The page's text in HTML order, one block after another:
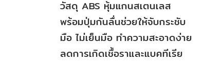
วัสดุ ABS หุ้มแกนสเตนเลส
พร้อมปุ่มกันลื่นช่วยให้จับกระชับ
มือ ไม่เย็นมือ ทำความสะอาดง่าย
ลดการเกิดเชื้อราและแบคทีเรีย